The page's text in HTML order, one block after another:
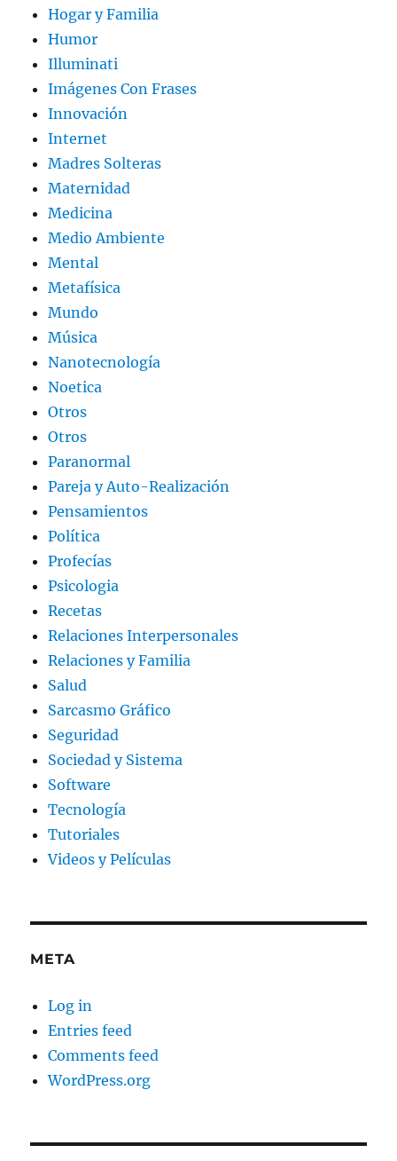
Hogar y Familia
Humor
Illuminati
Imágenes Con Frases
Innovación
Internet
Madres Solteras
Maternidad
Medicina
Medio Ambiente
Mental
Metafísica
Mundo
Música
Nanotecnología
Noetica
Otros
Otros
Paranormal
Pareja y Auto-Realización
Pensamientos
Política
Profecías
Psicologia
Recetas
Relaciones Interpersonales
Relaciones y Familia
Salud
Sarcasmo Gráfico
Seguridad
Sociedad y Sistema
Software
Tecnología
Tutoriales
Videos y Películas
META
Log in
Entries feed
Comments feed
WordPress.org